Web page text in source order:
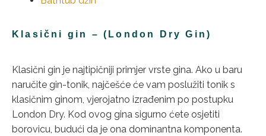
Klasični gin – (London Dry Gin)
Klasični gin je najtipičniji primjer vrste gina. Ako u baru
naručite gin-tonik, najčešće će vam poslužiti tonik s
klasičnim ginom, vjerojatno izrađenim po postupku
London Dry. Kod ovog gina sigurno ćete osjetiti
borovicu, budući da je ona dominantna komponenta.